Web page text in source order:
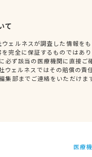
て
ェルネスが調査した情報を
完全に保証するものではあ
必ず該当の医療機関に直接ご
ェルネスではその賠償の責
集部までご連絡をいただけま
医療